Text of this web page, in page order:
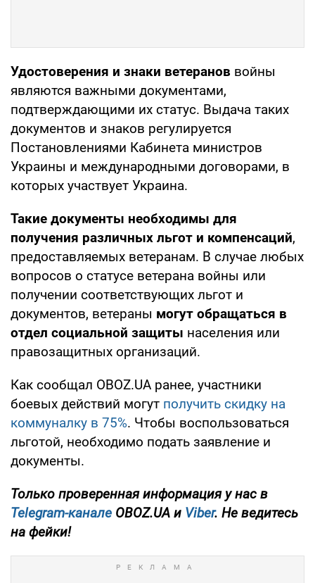
Удостоверения и знаки ветеранов войны
являются важными документами,
подтверждающими их статус. Выдача таких
документов и знаков регулируется
Постановлениями Кабинета министров
Украины и международными договорами, в
которых участвует Украина.
Такие документы необходимы для
получения различных льгот и компенсаций,
предоставляемых ветеранам. В случае любых
вопросов о статусе ветерана войны или
получении соответствующих льгот и
документов, ветераны могут обращаться в
отдел социальной защиты населения или
правозащитных организаций.
Как сообщал OBOZ.UA ранее, участники
боевых действий могут получить скидку на
коммуналку в 75%. Чтобы воспользоваться
льготой, необходимо подать заявление и
документы.
Только проверенная информация у нас в
Telegram-канале OBOZ.UA и Viber. Не ведитесь
на фейки!